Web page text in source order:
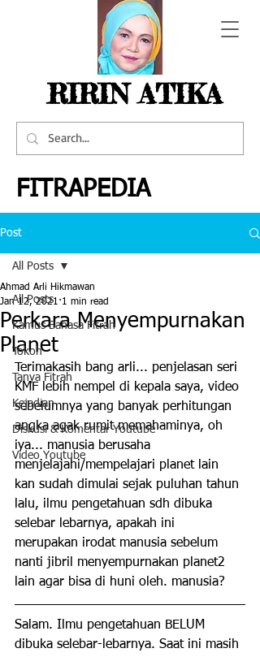
RIRIN ATIKA
FITRAPEDIA
Post
All Posts
Kamus Bahasa Fitrah
Tokoh
Tanya Fitrah
Kejadian
Diskusi & Komentar Youtube
Video Youtube
All Posts
Perkara Menyempurnakan
Planet
Ahmad Arli Hikmawan
Jan 12, 2021 1 min read
Terimakasih bang arli... penjelasan seri
KMF lebih nempel di kepala saya, video
sebelumnya yang banyak perhitungan
angka agak rumit memahaminya, oh
iya... manusia berusaha
menjelajahi/mempelajari planet lain
kan sudah dimulai sejak puluhan tahun
lalu, ilmu pengetahuan sdh dibuka
selebar lebarnya, apakah ini
merupakan irodat manusia sebelum
nanti jibril menyempurnakan planet2
lain agar bisa di huni oleh. manusia?
Salam. Ilmu pengetahuan BELUM
dibuka selebar-lebarnya. Saat ini masih